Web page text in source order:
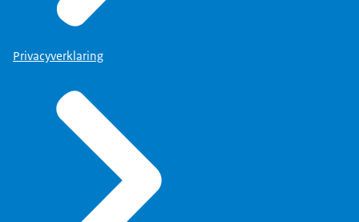
Privacyverklaring